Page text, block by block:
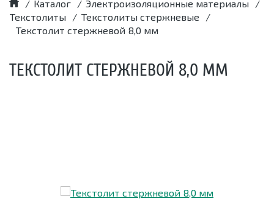
/ Каталог / Электроизоляционные материалы
/
Текстолиты
/ Текстолиты стержневые
/
Текстолит стержневой 8,0 мм
ТЕКСТОЛИТ СТЕРЖНЕВОЙ 8,0 ММ